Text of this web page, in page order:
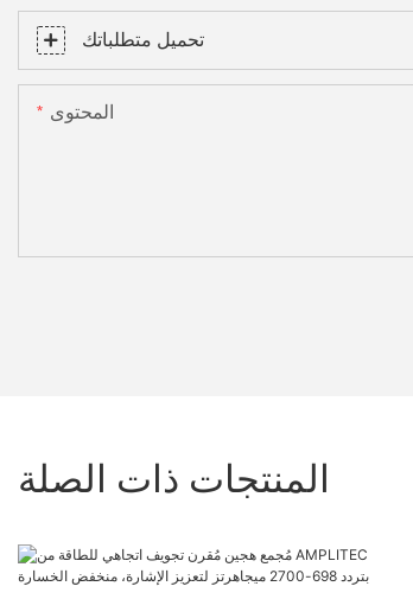
تحميل متطلباتك
المحتوى
المنتجات ذات الصلة